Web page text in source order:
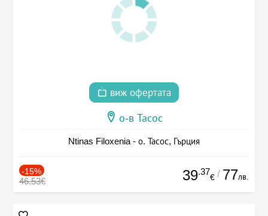
виж офертата
о-в Тасос
Ntinas Filoxenia - о. Тасос, Гърция
-15%
46.53€ 39.37
€ / 77лв.